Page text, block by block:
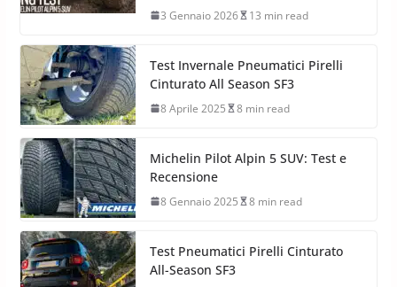
3 Gennaio 2026 13 min read
Test Invernale Pneumatici Pirelli
Cinturato All Season SF3
8 Aprile 2025 8 min read
Michelin Pilot Alpin 5 SUV: Test e
Recensione
8 Gennaio 2025 8 min read
Test Pneumatici Pirelli Cinturato
All-Season SF3